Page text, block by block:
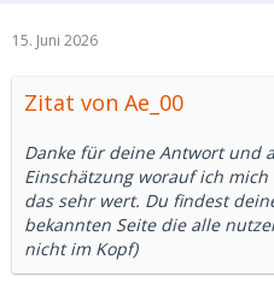
jetzt aktuell 1600 im Monat,
Also auch das sind Faktoren
Am besten ist immer, sie erst
fragen was sie sich so
das in deiner Range alles gut,
so sagen und einen
begründen damit das
nur auch wenn es so ist.
15. Juni 2026
Zitat von Ae_00
Danke für deine Antwort und
Einschätzung worauf ich
das sehr wert. Du findest
bekannten Seite die alle
nicht im Kopf)